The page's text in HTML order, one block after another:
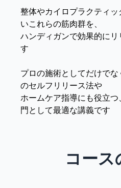
整体やカイロプラクティ
いこれらの筋肉群を、
ハンディガンで効果的に
す
プロの施術としてだけで
のセルフリリース法や
ホームケア指導にも役立
門として最適な講義です
コース